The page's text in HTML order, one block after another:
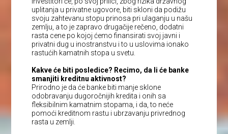
uplitanja u privatne ugovore, biti skloni da podižu
svoju zahtevanu stopu prinosa pri ulaganju u našu
zemlju, a to je zapravo drugačije rečeno, dodatni
rasta cene po kojoj ćemo finansirati svoj javni i
privatni dug u inostranstvu i to u uslovima ionako
rastućih kamatnih stopa u svetu.
Kakve će biti posledice? Recimo, da li će banke
smanjiti kreditnu aktivnost?
Prirodno je da će banke biti manje sklone
odobravanju dugoročnijih kredita i onih sa
fleksibilnim kamatnim stopama, i da, to neće
pomoći kreditnom rastu i ubrzavanju privrednog
rasta u zemlji.